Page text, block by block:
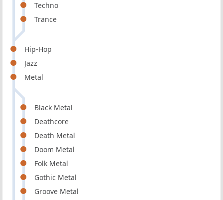
Techno
Trance
Hip-Hop
Jazz
Metal
Black Metal
Deathcore
Death Metal
Doom Metal
Folk Metal
Gothic Metal
Groove Metal